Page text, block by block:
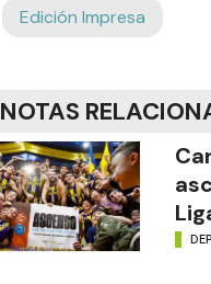
Edición Impresa
NOTAS